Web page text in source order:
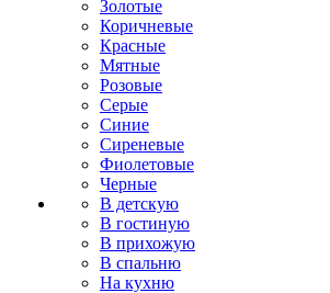
Золотые
Коричневые
Красные
Мятные
Розовые
Серые
Синие
Сиреневые
Фиолетовые
Черные
В детскую
В гостиную
В прихожую
В спальню
На кухню